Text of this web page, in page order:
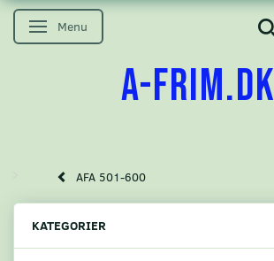
Skifte navigation
Menu
A-FRIM.DK
AFA 501-600
KATEGORIER